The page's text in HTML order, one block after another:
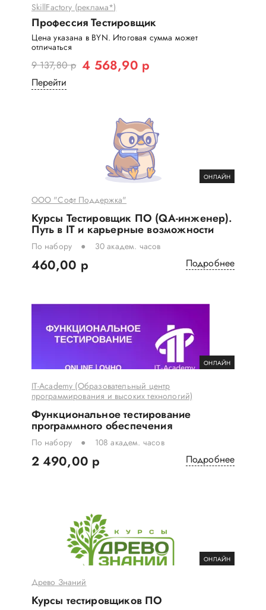
SkillFactory (реклама*)
Профессия Тестировщик
Цена указана в BYN. Итоговая сумма может
отличаться
9 137,80 р 4 568,90 р
Перейти
ОНЛАЙН
ООО "Софт Поддержка"
Курсы ​Тестировщик ПО (QA-инженер).
Путь в IT и карьерные возможности
По набору 30 академ. часов
460,00 р Подробнее
ОНЛАЙН
IT-Academy (Образовательный центр
программирования и высоких технологий)
Функциональное тестирование
программного обеспечения
По набору 108 академ. часов
2 490,00 р Подробнее
ОНЛАЙН
Древо Знаний
Курсы тестировщиков ПО